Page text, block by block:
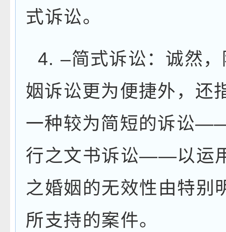
式诉讼。
4. –简式诉讼：诚然
姻诉讼更为便捷外，还
一种较为简短的诉讼
行之文书诉讼——以运
之婚姻的无效性由特别
所支持的案件。